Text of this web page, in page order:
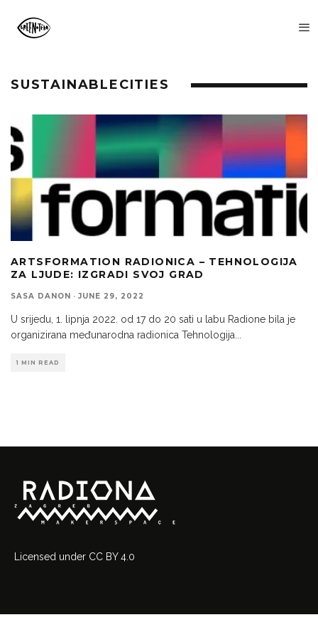
SUSTAINABLECITIES
ARTSFORMATION RADIONICA – TEHNOLOGIJA
ZA LJUDE: IZGRADI SVOJ GRAD
SASA DANON · JUNE 29, 2022
U srijedu, 1. lipnja 2022. od 17 do 20 sati u labu Radione bila je
organizirana međunarodna radionica Tehnologija
1 MIN READ
Licensed under CC BY 4.0